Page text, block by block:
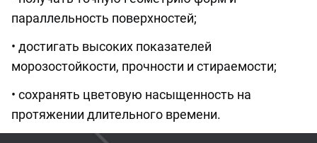
параллельность поверхностей;
• достигать высоких показателей
морозостойкости, прочности и стираемости;
• сохранять цветовую насыщенность на
протяжении длительного времени.